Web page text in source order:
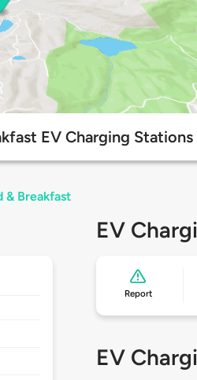
EV Charging Stations
& Breakfast
EV
Report
EV